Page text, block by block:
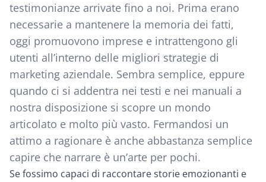
testimonianze arrivate fino a noi. Prima erano
necessarie a mantenere la memoria dei fatti,
oggi promuovono imprese e intrattengono gli
utenti all’interno delle migliori strategie di
marketing aziendale. Sembra semplice, eppure
quando ci si addentra nei testi e nei manuali a
nostra disposizione si scopre un mondo
articolato e molto più vasto. Fermandosi un
attimo a ragionare è anche abbastanza semplice
capire che narrare è un’arte per pochi.
Se fossimo capaci di raccontare storie emozionanti e